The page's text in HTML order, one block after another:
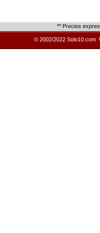
** Precios
© 2002/2022 Solo10.com